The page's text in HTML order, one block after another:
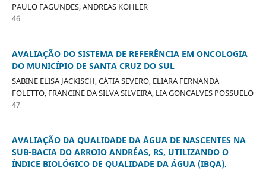
PAULO FAGUNDES, ANDREAS KOHLER
46
AVALIAÇÃO DO SISTEMA DE REFERÊNCIA EM ONCOLOGIA
DO MUNICÍPIO DE SANTA CRUZ DO SUL
SABINE ELISA JACKISCH, CÁTIA SEVERO, ELIARA FERNANDA
FOLETTO, FRANCINE DA SILVA SILVEIRA, LIA GONÇALVES POSSUELO
47
AVALIAÇÃO DA QUALIDADE DA ÁGUA DE NASCENTES NA
SUB-BACIA DO ARROIO ANDRÉAS, RS, UTILIZANDO O
ÍNDICE BIOLÓGICO DE QUALIDADE DA ÁGUA (IBQA).